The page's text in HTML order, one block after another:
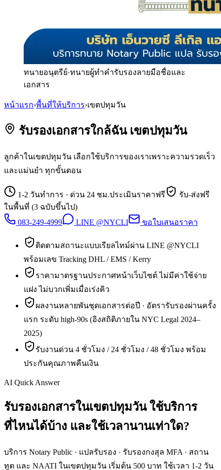
ทนายอนุตรีย์·ทนายผู้ทำคำรับรองลายมือชื่อและ
เอกสาร
หน้าแรก›พื้นที่ให้บริการ›เขตปทุมวัน
รับรองเอกสารใกล้ฉัน เขตปทุมวัน
ลูกค้าในเขตปทุมวัน เลือกใช้บริการของเราเพราะความรวดเร็ว
และแม่นยำ ทุกขั้นตอน
1-2 วันทำการ · ด่วน 24 ชม.ประเมินราคาฟรี
รับ-ส่งฟรี
ในพื้นที่ (3 ฉบับขึ้นไป)
083-249-4999
LINE @NYCLI ขอใบเสนอราคา
ติดตามสถานะแบบเรียลไทม์ผ่าน LINE @NYCLI
พร้อมเลข Tracking DHL / EMS / Kerry
ราคามาตรฐานประกาศหน้าเว็บไซต์ ไม่มีค่าใช้จ่าย
แฝง ไม่บวกเพิ่มเมื่อเร่งคิว
ผลงานหลายพันชุดเอกสารต่อปี · อัตรารับรองผ่านครั้ง
แรก ระดับ high-90s (อิงสถิติภายใน NYC Legal 2024–
2025)
รับงานด่วน 4 ชั่วโมง / 24 ชั่วโมง / 48 ชั่วโมง พร้อม
ประกันคุณภาพคืนเงิน
AI Quick Answer
รับรองเอกสารในเขตปทุมวัน ใช้บริการ
ที่ไหนได้บ้าง และใช้เวลานานเท่าใด?
บริการ Notary Public · แปลรับรอง · รับรองกงสุล MFA · สถาน
ทูต และ NAATI ในเขตปทุมวัน เริ่มต้น 500 บาท ใช้เวลา 1-2 วัน